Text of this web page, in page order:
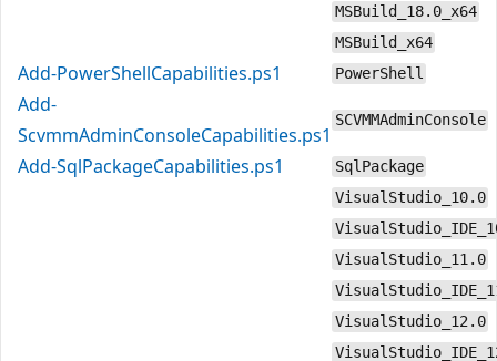
MSBuild_18.0_x64
MSBuild_x64
Add-PowerShellCapabilities.ps1 PowerShell
Add-
ScvmmAdminConsoleCapabilities.ps1
SCVMMAdminConsole
Add-SqlPackageCapabilities.ps1 SqlPackage
VisualStudio_10.0
VisualStudio_11.0
VisualStudio_12.0